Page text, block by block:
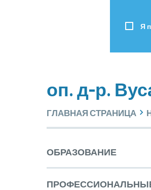
Я
оп. д-р.
ГЛАВНАЯ СТРАНИЦА
ОБРАЗОВАНИЕ
Образование